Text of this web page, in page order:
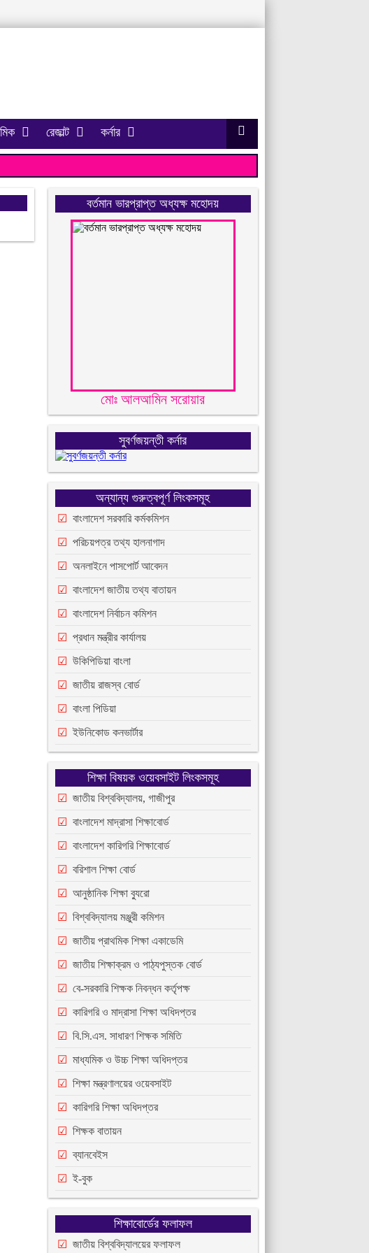
রেজাল্ট কর্নার
বর্তমান ভারপ্রাপ্ত অধ্যক্ষ মহোদয়
মোঃ আলআমিন সরোয়ার
সুবর্ণজয়ন্তী কর্নার
অন্যান্য গুরুত্বপূর্ণ লিংকসমূহ
বাংলাদেশ সরকারি কর্মকমিশন
পরিচয়পত্র তথ্য হালনাগাদ
অনলাইনে পাসপোর্ট আবেদন
বাংলাদেশ জাতীয় তথ্য বাতায়ন
বাংলাদেশ নির্বাচন কমিশন
প্রধান মন্ত্রীর কার্যালয়
উকিপিডিয়া বাংলা
জাতীয় রাজস্ব বোর্ড
বাংলা পিডিয়া
ইউনিকোড কনভার্টার
শিক্ষা বিষয়ক ওয়েবসাইট লিংকসমূহ
জাতীয় বিশ্ববিদ্যালয়, গাজীপুর
বাংলাদেশ মাদ্রাসা শিক্ষাবোর্ড
বাংলাদেশ কারিগরি শিক্ষাবোর্ড
বরিশাল শিক্ষা বোর্ড
আনুষ্ঠানিক শিক্ষা ব্যুরো
বিশ্ববিদ্যালয় মঞ্জুরী কমিশন
জাতীয় প্রাথমিক শিক্ষা একাডেমি
জাতীয় শিক্ষাক্রম ও পাঠ্যপুস্তক বোর্ড
বে-সরকারি শিক্ষক নিবন্ধন কর্তৃপক্ষ
কারিগরি ও মাদ্রাসা শিক্ষা অধিদপ্তর
বি.সি.এস. সাধারণ শিক্ষক সমিতি
মাধ্যমিক ও উচ্চ শিক্ষা অধিদপ্তর
শিক্ষা মন্ত্রণালয়ের ওয়েবসাইট
কারিগরি শিক্ষা অধিদপ্তর
শিক্ষক বাতায়ন
ব্যানবেইস
ই-বুক
শিক্ষাবোর্ডের ফলাফল
জাতীয় বিশ্ববিদ্যালয়ের ফলাফল